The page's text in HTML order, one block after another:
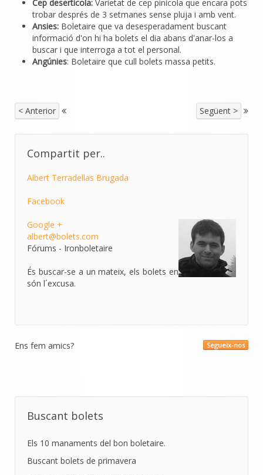
Cep deserticola: Varietat de cep pinícola que encara pots
trobar després de 3 setmanes sense pluja i amb vent.
Ansies: Boletaire que va desesperadament buscant
informació d'on hi ha bolets el dia abans d'anar-los a
buscar i que interroga a tot el personal.
Angúnies: Boletaire que cull bolets massa petits.
< Anterior Següent >
Compartit per..
Albert Terradellas Brugada
Facebook
Google +
albert@bolets.com
Fórums - Ironboletaire
És buscar-se a un mateix, els bolets en
són l´excusa.
Segueix-nos
Ens fem amics?
Buscant bolets
Els 10 manaments del bon boletaire.
Buscant bolets de primavera